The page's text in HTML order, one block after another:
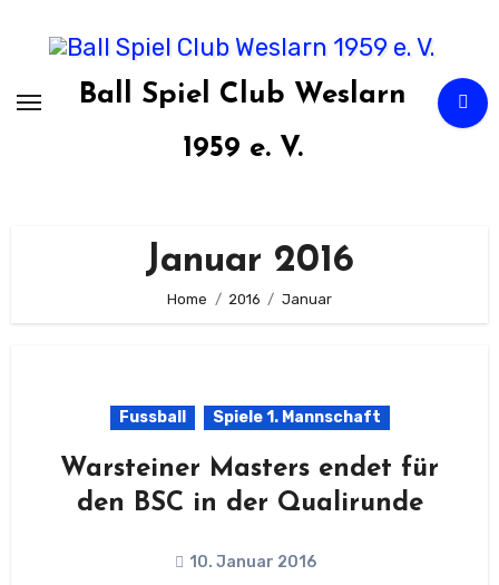
Ball Spiel Club Weslarn
1959 e. V.
Januar 2016
Home 2016 Januar
Fussball Spiele 1. Mannschaft
Warsteiner Masters endet für
den BSC in der Qualirunde
10. Januar 2016